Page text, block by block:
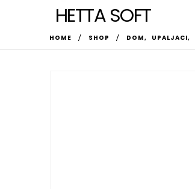
HETTA SOFT
HOME SHOP DOM, UPALJACI,